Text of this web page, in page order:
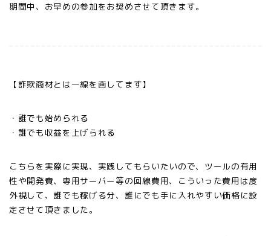
期間中、お早めの参加をお奨めさせて頂きます。
【詐欺商材とは一線を画してます】
・誰でも始められる
・誰でも収益を上げられる
こちらを実際に実現、実践してもらいたいので、ツールの有用
性や開発費、専用サーバー等の回線費用、こういった費用は度
外視して、誰でも稼げる分、誰にでも手に入れやすい価格に設
定させて頂きました。